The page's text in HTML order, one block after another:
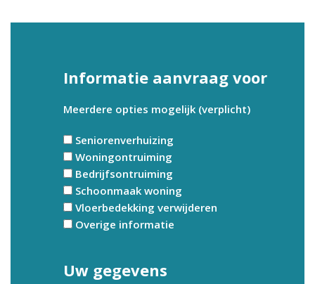
Informatie aanvraag voor
Meerdere opties mogelijk (verplicht)
Seniorenverhuizing
Woningontruiming
Bedrijfsontruiming
Schoonmaak woning
Vloerbedekking verwijderen
Overige informatie
Uw gegevens